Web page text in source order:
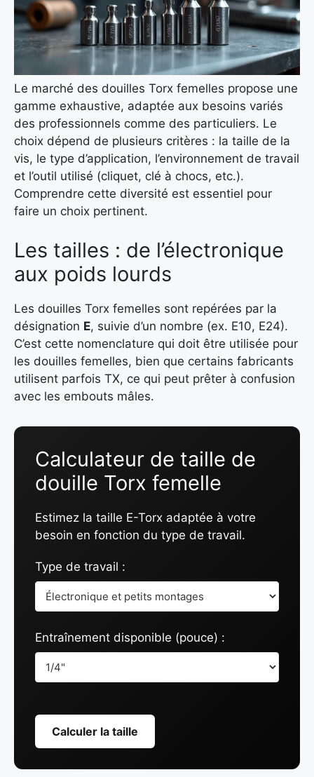
Le marché des douilles Torx femelles propose une
gamme exhaustive, adaptée aux besoins variés
des professionnels comme des particuliers. Le
choix dépend de plusieurs critères : la taille de la
vis, le type d’application, l’environnement de travail
et l’outil utilisé (cliquet, clé à chocs, etc.).
Comprendre cette diversité est essentiel pour
faire un choix pertinent.
Les tailles : de l’électronique
aux poids lourds
Les douilles Torx femelles sont repérées par la
désignation E, suivie d’un nombre (ex. E10, E24).
C’est cette nomenclature qui doit être utilisée pour
les douilles femelles, bien que certains fabricants
utilisent parfois TX, ce qui peut prêter à confusion
avec les embouts mâles.
Calculateur de taille de
douille Torx femelle
Estimez la taille E-Torx adaptée à votre
besoin en fonction du type de travail.
Type de travail :
Entraînement disponible (pouce) :
Calculer la taille